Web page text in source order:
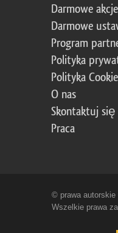
Darmowe
Darmowe
Program
Polityka
Polityka Cookie
O nas
Skontaktuj się
Praca
© prawa autorskie
Wszelkie prawa